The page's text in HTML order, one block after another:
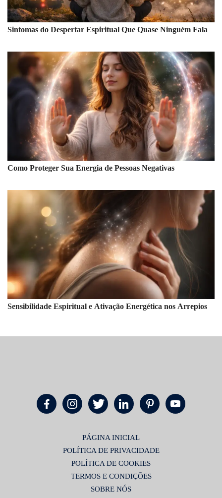
Sintomas do Despertar Espiritual Que Quase Ninguém Fala
Como Proteger Sua Energia de Pessoas Negativas
Sensibilidade Espiritual e Ativação Energética nos Arrepios
PÁGINA INICIAL
POLÍTICA DE PRIVACIDADE
POLÍTICA DE COOKIES
TERMOS E CONDIÇÕES
SOBRE NÓS